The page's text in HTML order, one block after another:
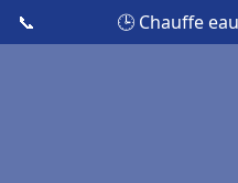
📞 🕒 Chauffe